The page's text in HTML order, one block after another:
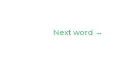
Next word →